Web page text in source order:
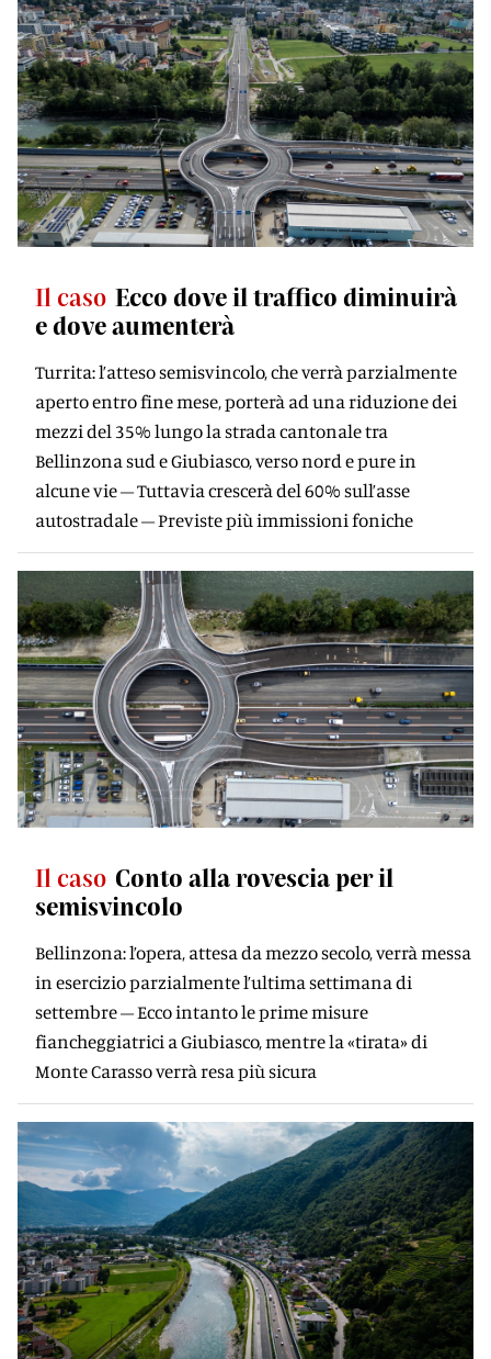
Il caso Ecco dove il traffico diminuirà
e dove aumenterà
Turrita: l’atteso semisvincolo, che verrà parzialmente
aperto entro fine mese, porterà ad una riduzione dei
mezzi del 35% lungo la strada cantonale tra
Bellinzona sud e Giubiasco, verso nord e pure in
alcune vie – Tuttavia crescerà del 60% sull’asse
autostradale – Previste più immissioni foniche
Il caso Conto alla rovescia per il
semisvincolo
Bellinzona: l’opera, attesa da mezzo secolo, verrà messa
in esercizio parzialmente l’ultima settimana di
settembre – Ecco intanto le prime misure
fiancheggiatrici a Giubiasco, mentre la «tirata» di
Monte Carasso verrà resa più sicura